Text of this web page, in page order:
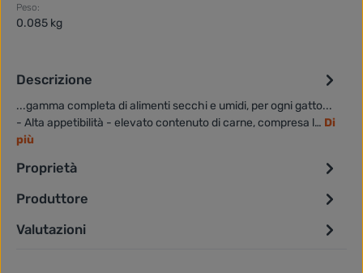
Peso:
0.085 kg
Descrizione
...gamma completa di alimenti secchi e umidi, per ogni gatto...
- Alta appetibilità - elevato contenuto di carne, compresa l… Di
più
Proprietà
Produttore
Valutazioni